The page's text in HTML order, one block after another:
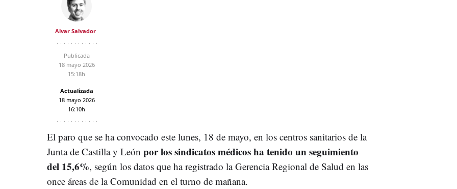
Alvar Salvador
Publicada
18 mayo 2026
15:18h
Actualizada
18 mayo 2026
16:10h
El paro que se ha convocado este lunes, 18 de mayo, en los centros sanitarios de la
Junta de Castilla y León por los sindicatos médicos ha tenido un seguimiento
del 15,6%, según los datos que ha registrado la Gerencia Regional de Salud en las
once áreas de la Comunidad en el turno de mañana.